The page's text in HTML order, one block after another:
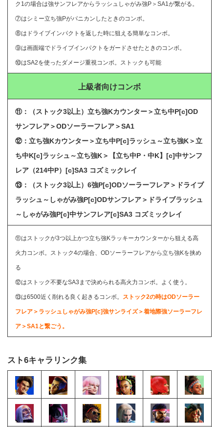
ク1の場合は強サンフレアからラッシュしゃがみ強P＞SA1が繋がる。
⑦はシミー立ち強Pがパニカンしたときのコンボ。
⑧はドライブインパクトを返した時に狙える簡単なコンボ。
⑨は画面端でドライブインパクトをガードさせたときのコンボ。
⑩はSA2を使ったダメージ重視コンボ。ストックも可能
上級者向けコンボ
⑪：（ストック3以上）立ち強Kカウンター＞立ち中P[c]OD
サンフレア＞ODソーラーフレア＞SA1
⑫：立ち強Kカウンター＞立ち中P[c]ラッシュ～立ち強K＞立
ち中K[c]ラッシュ～立ち強K＞【立ち中P・中K】[c]中サンフ
レア（214中P）[c]SA3 コズミックレイ
⑬：（ストック3以上）6強P[c]ODソーラーフレア＞ドライブ
ラッシュ～しゃがみ強P[c]ODサンフレア＞ドライブラッシュ
～しゃがみ強P[c]中サンフレア[c]SA3 コズミックレイ
⑪はストックが3つ以上かつ立ち強Kラッキーカウンターから狙える高
火力コンボ。ストック4の場合、ODソーラーフレアから立ち強Kを挟め
る
⑫はストック不要なSA3まで決められる高火力コンボ。よく使う。
⑬は6500近く削れる良く起きるコンボ。 ストック2の時はODソーラー
フレア＞ラッシュしゃがみ強P[c]強サンライズ＞着地際強ソーラーフレ
ア＞SA1と繋ごう。
スト6キャラリンク集